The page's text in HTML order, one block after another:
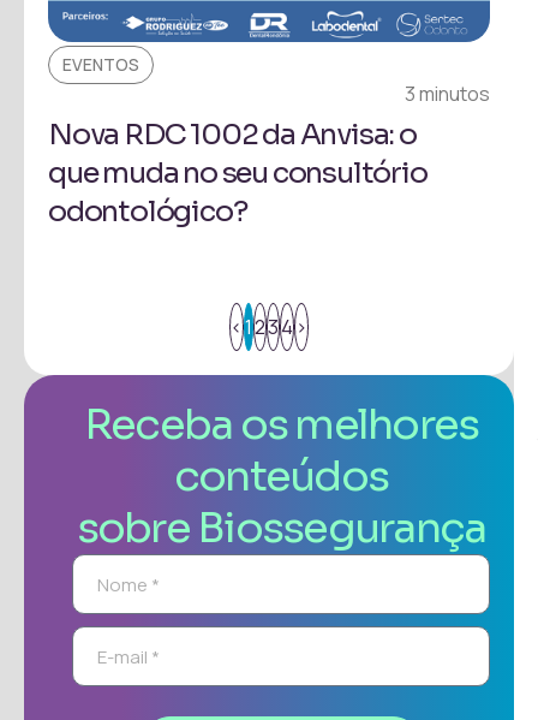
EVENTOS
3 minutos
Nova RDC 1002 da Anvisa: o
que muda no seu consultório
odontológico?
<1234>
Receba os melhores
conteúdos
sobre Biossegurança